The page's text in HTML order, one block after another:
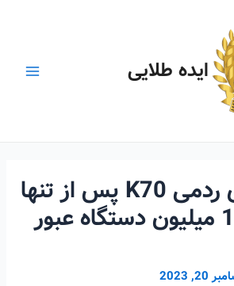
ایده طلایی
فروش سری ردمی K70 پس از تنها
دو هفته از 1 میلیون دستگاه عبور
20, 2023